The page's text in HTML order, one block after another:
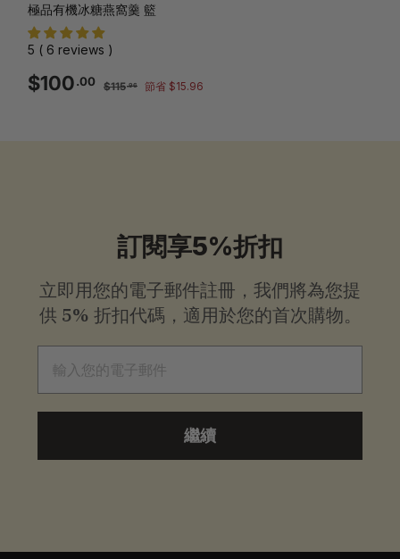
極品有機冰糖燕窩羹 籃
5 ( 6 reviews )
銷
售
$100.00$100.00
般
$115.96$115.96
節省 $15.96
訂閱享5%折扣
立即用您的電子郵件註冊，我們將為您提
供 5% 折扣代碼，適用於您的首次購物。
繼續